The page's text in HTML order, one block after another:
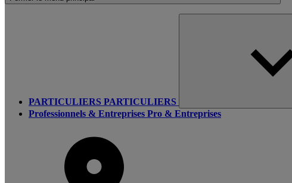
PARTICULIERS PARTICULIERS
Professionnels & Entreprises Pro & Entreprises